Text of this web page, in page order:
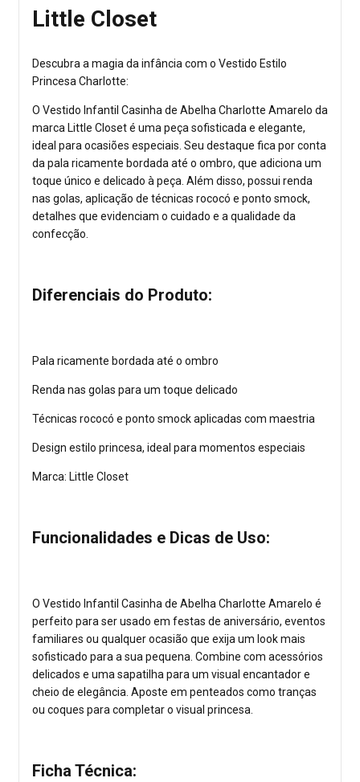
Little Closet
Descubra a magia da infância com o Vestido Estilo
Princesa Charlotte:
O Vestido Infantil Casinha de Abelha Charlotte Amarelo da
marca Little Closet é uma peça sofisticada e elegante,
ideal para ocasiões especiais. Seu destaque fica por conta
da pala ricamente bordada até o ombro, que adiciona um
toque único e delicado à peça. Além disso, possui renda
nas golas, aplicação de técnicas rococó e ponto smock,
detalhes que evidenciam o cuidado e a qualidade da
confecção.
Diferenciais do Produto:
Pala ricamente bordada até o ombro
Renda nas golas para um toque delicado
Técnicas rococó e ponto smock aplicadas com maestria
Design estilo princesa, ideal para momentos especiais
Marca: Little Closet
Funcionalidades e Dicas de Uso:
O Vestido Infantil Casinha de Abelha Charlotte Amarelo é
perfeito para ser usado em festas de aniversário, eventos
familiares ou qualquer ocasião que exija um look mais
sofisticado para a sua pequena. Combine com acessórios
delicados e uma sapatilha para um visual encantador e
cheio de elegância. Aposte em penteados como tranças
ou coques para completar o visual princesa.
Ficha Técnica: